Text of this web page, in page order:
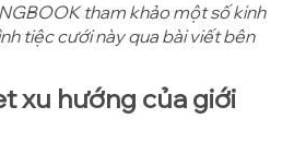
tham khảo một số kinh
tiệc cưới này qua bài viết bên
xu hướng của giới